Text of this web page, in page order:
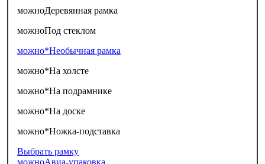
можноДеревянная рамка
можноПод стеклом
можно*Необычная рамка
можно*На холсте
можно*На подрамнике
можно*На доске
можно*Ножка-подставка
Выбрать рамку